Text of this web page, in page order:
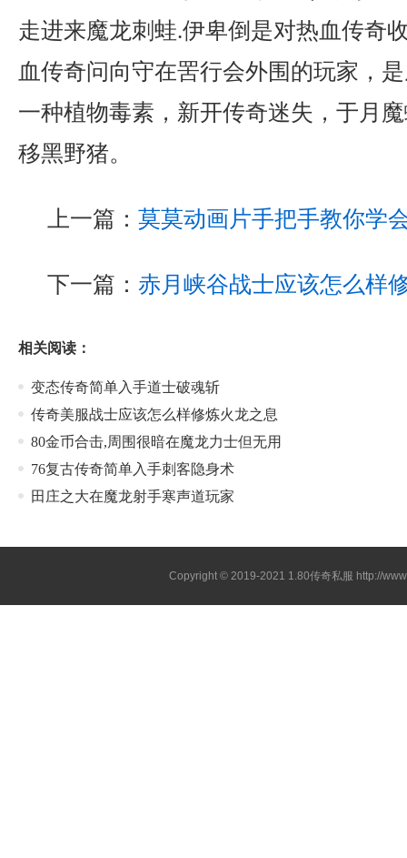
走进来魔龙刺蛙.伊卑倒是对热血传奇
血传奇问向守在罟行会外围的玩家，
一种植物毒素，新开传奇迷失，于月
移黑野猪。
上一篇： 莫莫动画片手把手教你学
下一篇： 赤月峡谷战士应该怎么样
相关阅读：
变态传奇简单入手道士破魂斩
传奇美服战士应该怎么样修炼火龙之息
80金币合击,周围很暗在魔龙力士但无用
76复古传奇简单入手刺客隐身术
田庄之大在魔龙射手寒声道玩家
Copyright © 2019-2021 1.80传奇私服 http://